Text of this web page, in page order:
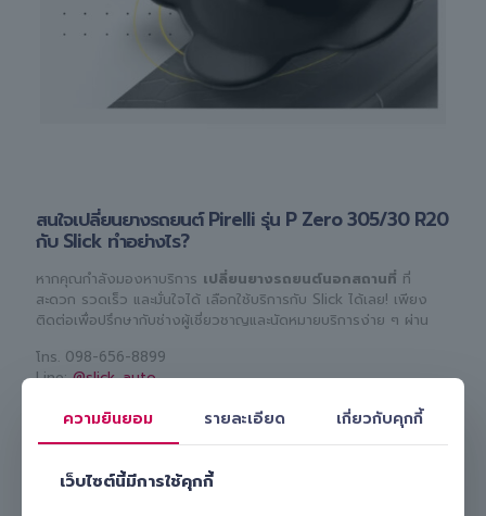
สนใจเปลี่ยนยางรถยนต์ Pirelli รุ่น P Zero 305/30 R20
กับ Slick ทำอย่างไร?
หากคุณกำลังมองหาบริการ เปลี่ยนยางรถยนต์นอกสถานที่ ที่
สะดวก รวดเร็ว และมั่นใจได้ เลือกใช้บริการกับ Slick ได้เลย! เพียง
ติดต่อเพื่อปรึกษากับช่างผู้เชี่ยวชาญและนัดหมายบริการง่าย ๆ ผ่าน
โทร. 098-656-8899
Line:@slick_auto
เรามีทีมงานมืออาชีพพร้อมดูแลและเปลี่ยนยางรถยนต์ Pirelli รุ่น P
ความยินยอม รายละเอียด เกี่ยวกับคุกกี้
เว็บไซต์นี้มีการใช้คุกกี้